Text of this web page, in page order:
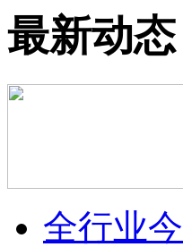
最新动态
全行业